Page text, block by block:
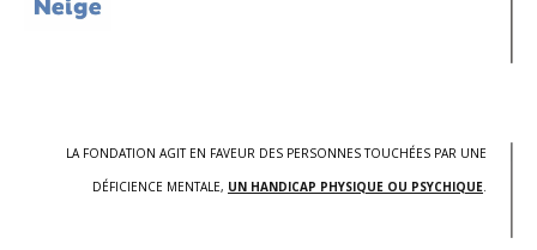
LA FONDATION AGIT EN FAVEUR DES PERSONNES TOUCHÉES PAR UNE
DÉFICIENCE MENTALE, UN HANDICAP PHYSIQUE OU PSYCHIQUE.